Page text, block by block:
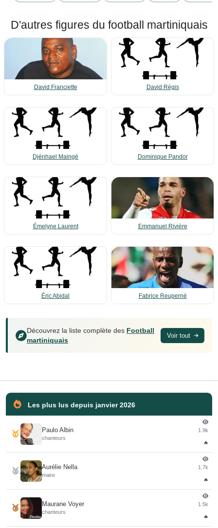
D'autres figures du football martiniquais
David Franciette David Régis
Djénhael Maingé Dominique Pandor
Émelyne Laurent Emmanuel Rivière
Éric Abidal Fabrice Reuperné
Découvrez la liste complète des Football
martiniquais
Voir tout
Les plus lus depuis janvier 2026
🥇 Paulo Albin
chanteurs
1.9k
🔥
🥈 Aurélie Nella
maire
1.7k
🔥
🥉 Maurane Voyer
chanteurs
1.5k
🔥